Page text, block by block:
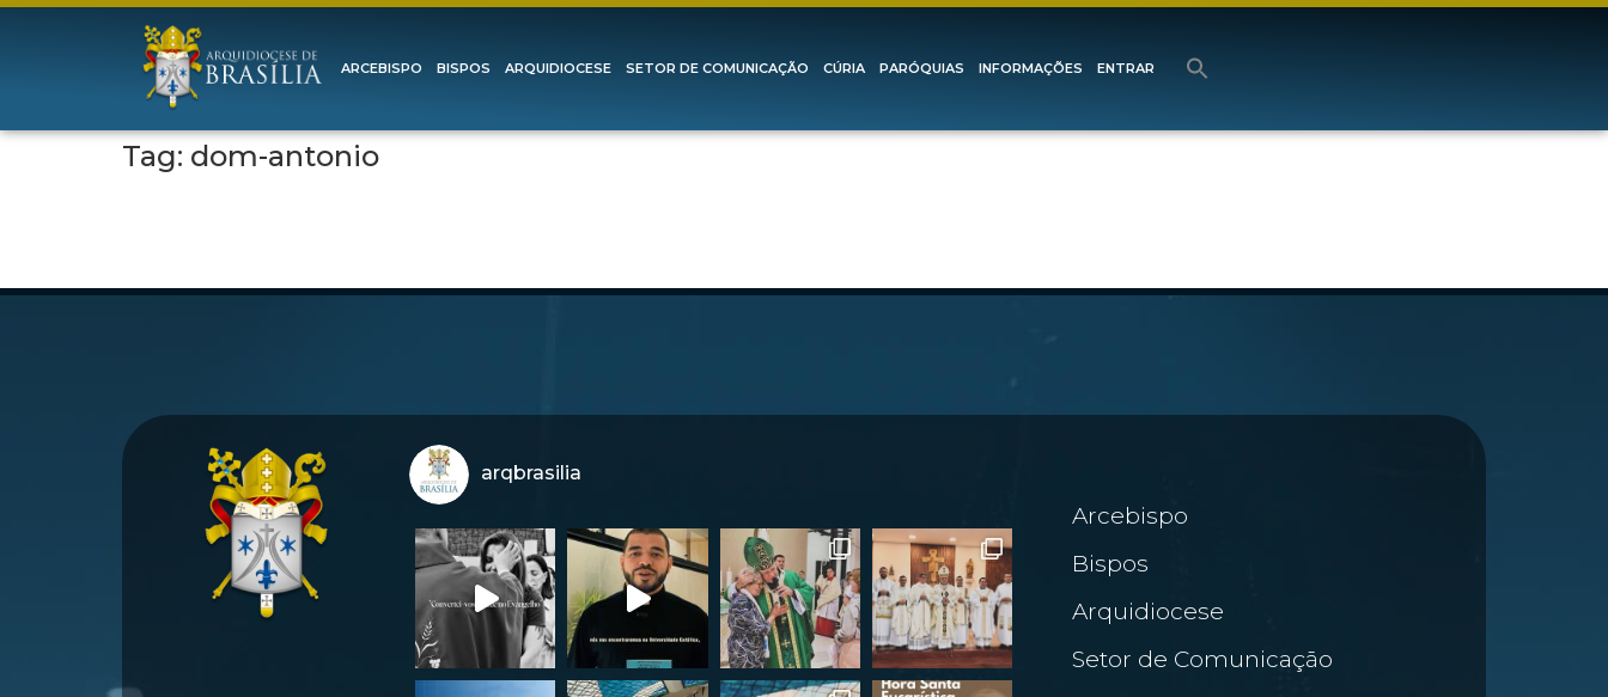
ARCEBISPO BISPOS ARQUIDIOCESE SETOR DE COMUNICAÇÃO CÚRIA PARÓQUIAS INFORMAÇÕES ENTRAR
Tag: dom-antonio
arqbrasilia
Arcebispo
Bispos
Arquidiocese
Setor de Comunicação